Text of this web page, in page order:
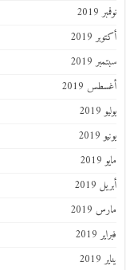
نوفمبر 2019
أكتوبر 2019
سبتمبر 2019
أغسطس 2019
يوليو 2019
يونيو 2019
مايو 2019
أبريل 2019
مارس 2019
فبراير 2019
يناير 2019